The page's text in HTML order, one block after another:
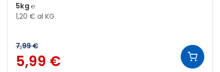
5kg ℮
1,20 € al KG
7,99 €
5,99 €